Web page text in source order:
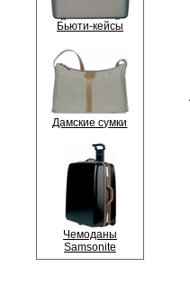
Бьюти-кейсы
Дамские сумки
Чемоданы
Samsonite